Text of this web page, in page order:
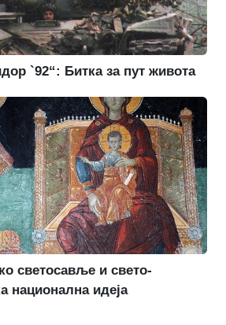
`92“: Битка за пут живота
светосавље и свето-
национална идеја